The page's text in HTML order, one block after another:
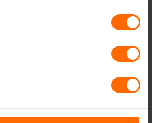
binnen 5 dagen
om jouw kunststof kozijnen binnen 5
hebben. Vervolgens kun je de kozijnen
je nieuwe project. Dat is nou echt het